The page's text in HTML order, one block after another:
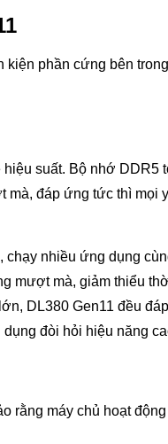
kiện phần cứng bên
suất. Bộ nhớ DDR5
mà, đáp ứng tức thì mọi
nhiều ứng dụng
mượt mà, giảm thiểu
DL380 Gen11 đều
đòi hỏi hiệu năng
rằng máy chủ hoạt